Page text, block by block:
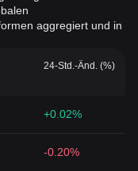
aggregiert und in
24-Std.-Änd. (%)
+0.02%
-0.20%